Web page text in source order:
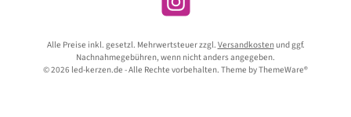
Instagram
Alle Preise inkl. gesetzl. Mehrwertsteuer zzgl. Versandkostenund ggf.
Nachnahmegebühren, wenn nicht anders angegeben.
© 2026 led-kerzen.de - Alle Rechte vorbehalten. Theme byThemeWare®